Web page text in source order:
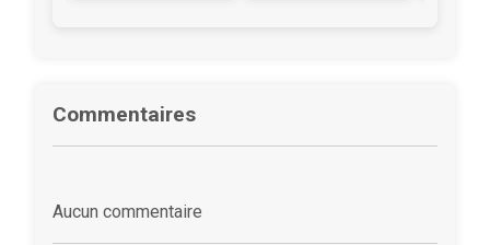
Commentaires
Aucun commentaire